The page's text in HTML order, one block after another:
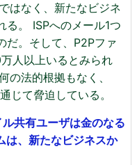
はなく、新たなビジネ
る。 ISPへのメール1つ
だ。そして、P2Pファ
人以上いるとみられ
の法的根拠もなく、
じて脅迫している。
共有ユーザは金のなる
は、新たなビジネスか